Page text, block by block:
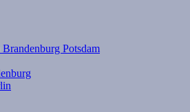
Potsdam